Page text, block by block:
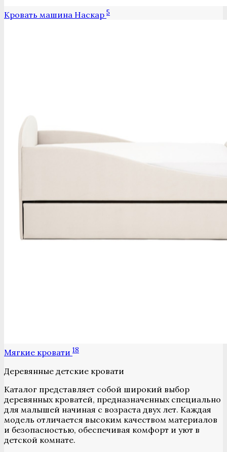
Кровать машина Наскар 5
Мягкие кровати 18
Деревянные детские кровати
Каталог представляет собой широкий выбор
деревянных кроватей, предназначенных специально
для малышей начиная с возраста двух лет. Каждая
модель отличается высоким качеством материалов
и безопасностью, обеспечивая комфорт и уют в
детской комнате.